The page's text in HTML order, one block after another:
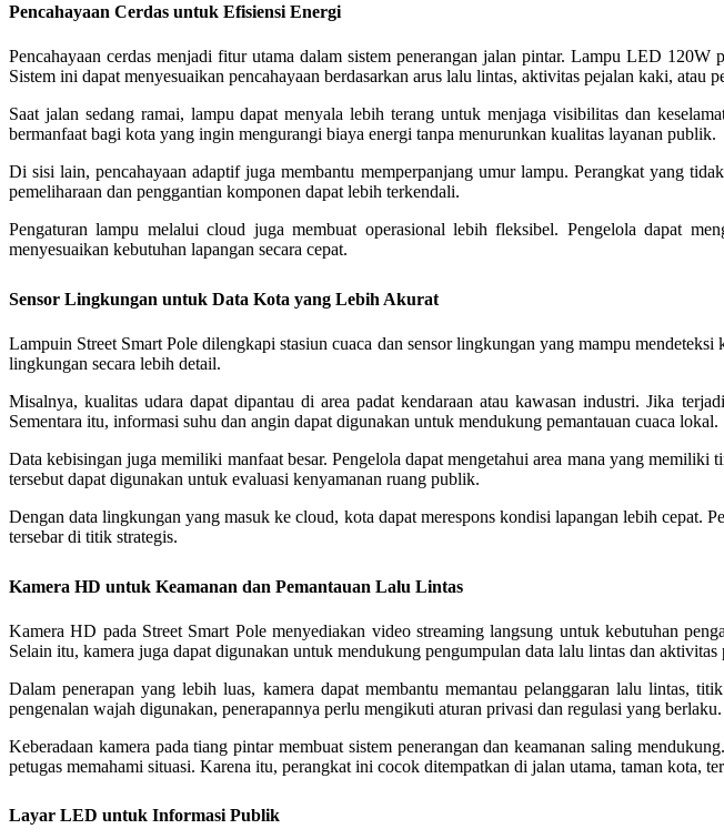
Pencahayaan Cerdas untuk Efisiensi Energi
Pencahayaan cerdas menjadi fitur utama dalam sistem penerangan jalan pintar. Lampu LED
Sistem ini dapat menyesuaikan pencahayaan berdasarkan arus lalu lintas, aktivitas pejalan kaki, atau
Saat jalan sedang ramai, lampu dapat menyala lebih terang untuk menjaga visibilitas dan
bermanfaat bagi kota yang ingin mengurangi biaya energi tanpa menurunkan kualitas layanan publik.
Di sisi lain, pencahayaan adaptif juga membantu memperpanjang umur lampu. Perangkat yang
pemeliharaan dan penggantian komponen dapat lebih terkendali.
Pengaturan lampu melalui cloud juga membuat operasional lebih fleksibel. Pengelola dapat
menyesuaikan kebutuhan lapangan secara cepat.
Sensor Lingkungan untuk Data Kota yang Lebih Akurat
Lampuin Street Smart Pole dilengkapi stasiun cuaca dan sensor lingkungan yang mampu
lingkungan secara lebih detail.
Misalnya, kualitas udara dapat dipantau di area padat kendaraan atau kawasan industri. Jika
Sementara itu, informasi suhu dan angin dapat digunakan untuk mendukung pemantauan cuaca lokal.
Data kebisingan juga memiliki manfaat besar. Pengelola dapat mengetahui area mana yang
tersebut dapat digunakan untuk evaluasi kenyamanan ruang publik.
Dengan data lingkungan yang masuk ke cloud, kota dapat merespons kondisi lapangan lebih cepat.
tersebar di titik strategis.
Kamera HD untuk Keamanan dan Pemantauan Lalu Lintas
Kamera HD pada Street Smart Pole menyediakan video streaming langsung untuk kebutuhan
Selain itu, kamera juga dapat digunakan untuk mendukung pengumpulan data lalu lintas dan aktivitas
Dalam penerapan yang lebih luas, kamera dapat membantu memantau pelanggaran lalu lintas,
pengenalan wajah digunakan, penerapannya perlu mengikuti aturan privasi dan regulasi yang berlaku.
Keberadaan kamera pada tiang pintar membuat sistem penerangan dan keamanan saling
petugas memahami situasi. Karena itu, perangkat ini cocok ditempatkan di jalan utama, taman kota,
Layar LED untuk Informasi Publik